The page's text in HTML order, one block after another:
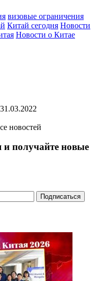
визовые ограничения
Китай сегодня Новости
Новости о Китае
31.03.2022
новостей
получайте новые